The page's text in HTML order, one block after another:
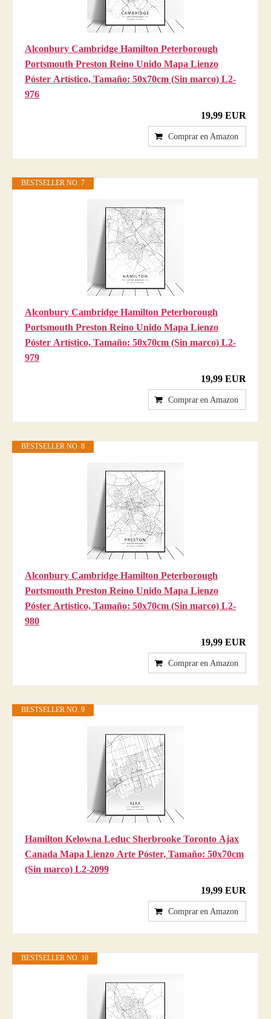
Alconbury Cambridge Hamilton Peterborough
Portsmouth Preston Reino Unido Mapa Lienzo
Póster Artístico, Tamaño: 50x70cm (Sin marco) L2-
976
19,99 EUR
Comprar en Amazon
BESTSELLER NO. 7
Alconbury Cambridge Hamilton Peterborough
Portsmouth Preston Reino Unido Mapa Lienzo
Póster Artístico, Tamaño: 50x70cm (Sin marco) L2-
979
19,99 EUR
Comprar en Amazon
BESTSELLER NO. 8
Alconbury Cambridge Hamilton Peterborough
Portsmouth Preston Reino Unido Mapa Lienzo
Póster Artístico, Tamaño: 50x70cm (Sin marco) L2-
980
19,99 EUR
Comprar en Amazon
BESTSELLER NO. 9
Hamilton Kelowna Leduc Sherbrooke Toronto Ajax
Canada Mapa Lienzo Arte Póster, Tamaño: 50x70cm
(Sin marco) L2-2099
19,99 EUR
Comprar en Amazon
BESTSELLER NO. 10